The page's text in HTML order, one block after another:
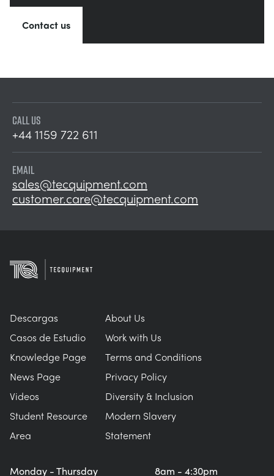
Contact us
CALL US
+44 1159 722 611
EMAIL
sales@tecquipment.com
customer.care@tecquipment.com
Monday - Thursday 8am - 4:30pm
Descargas
Casos de Estudio
Knowledge Page
News Page
Videos
Student Resource
Area
About Us
Work with Us
Terms and Conditions
Privacy Policy
Diversity & Inclusion
Modern Slavery
Statement